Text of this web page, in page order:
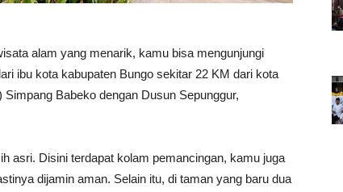
alam yang menarik, kamu bisa mengunjungi
ibu kota kabupaten Bungo sekitar 22 KM dari kota
Babeko dengan Dusun Sepunggur,
asri. Disini terdapat kolam pemancingan, kamu juga
dijamin aman. Selain itu, di taman yang baru dua